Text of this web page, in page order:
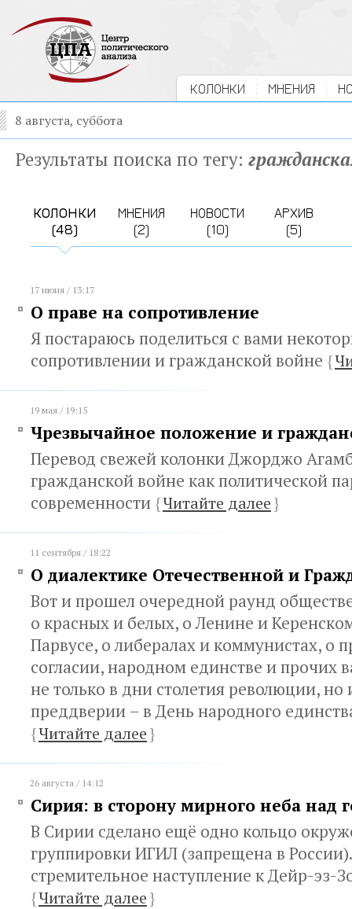
КОЛОНКИ МНЕНИЯ
8 августа, суббота
Результаты поиска по тегу:
КОЛОНКИ
(48)
МНЕНИЯ
(2)
НОВОСТИ
(10)
АРХИВ
(5)
17 июня / 13:17
О праве на сопротивление
Я постараюсь поделиться с вами
сопротивлении и гражданской войне {
19 мая / 19:15
Чрезвычайное положение и
Перевод свежей колонки Джорджо
гражданской войне как политической
современности {Читайте далее}
11 сентября / 18:22
О диалектике Отечественной и
Вот и прошел очередной раунд
о красных и белых, о Ленине и
Парвусе, о либералах и коммунистах, о
согласии, народном единстве и прочих
не только в дни столетия революции, но
преддверии – в День народного
{Читайте далее}
26 августа / 14:12
Сирия: в сторону мирного неба над
В Сирии сделано ещё одно кольцо
группировки ИГИЛ (запрещена в
стремительное наступление к Дейр-эз-
{Читайте далее}